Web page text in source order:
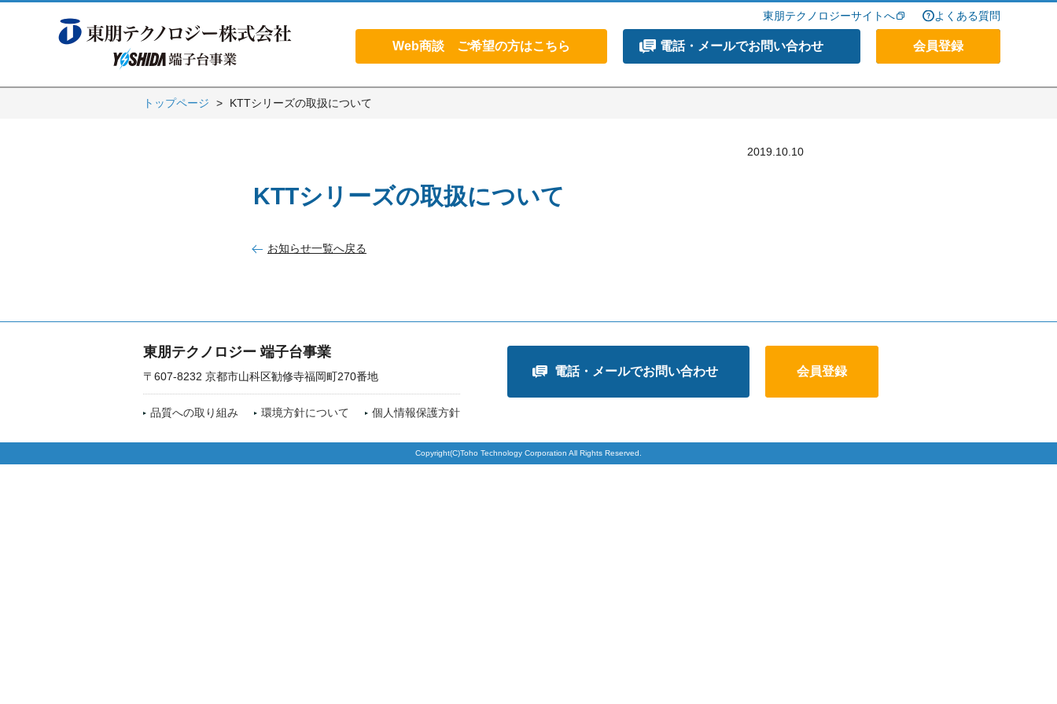
東朋テクノロジーサイトへ よくある質問
Web商談 ご希望の方はこちら 電話・メールでお問い合わせ 会員登録
トップページ KTTシリーズの取扱について
2019.10.10
KTTシリーズの取扱について
お知らせ一覧へ戻る
東朋テクノロジー 端子台事業
〒607-8232 京都市山科区勧修寺福岡町270番地
品質への取り組み 環境方針について 個人情報保護方針
電話・メールでお問い合わせ 会員登録
Copyright(C)Toho Technology Corporation All Rights Reserved.